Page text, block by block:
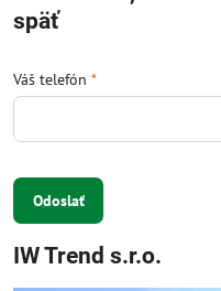
späť
Váš telefón *
Odoslať
IW Trend s.r.o.